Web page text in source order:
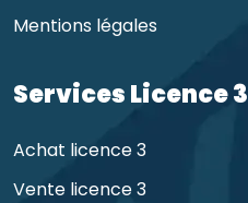
Mentions légales
Services Licence 3
Achat licence 3
Vente licence 3